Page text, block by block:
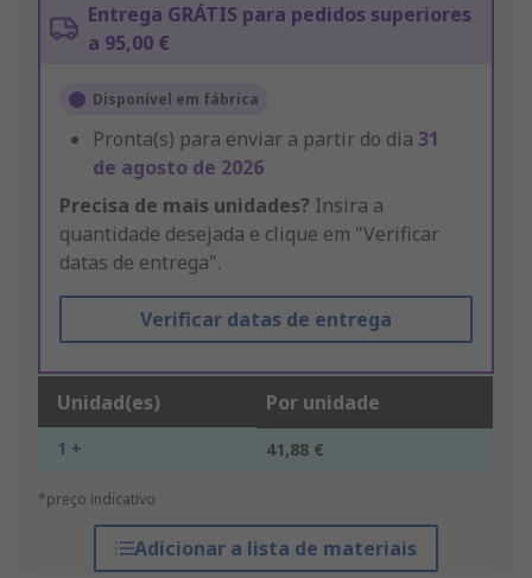
Entrega GRÁTIS para pedidos superiores
a 95,00 €
Disponível em fábrica
Pronta(s) para enviar a partir do dia 31
de agosto de 2026
Precisa de mais unidades? Insira a
quantidade desejada e clique em "Verificar
datas de entrega".
Verificar datas de entrega
Unidad(es) Por unidade
1 + 41,88 €
*preço indicativo
Adicionar a lista de materiais